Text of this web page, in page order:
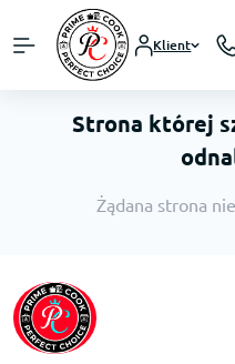
Klient
Strona której
Żądana strona